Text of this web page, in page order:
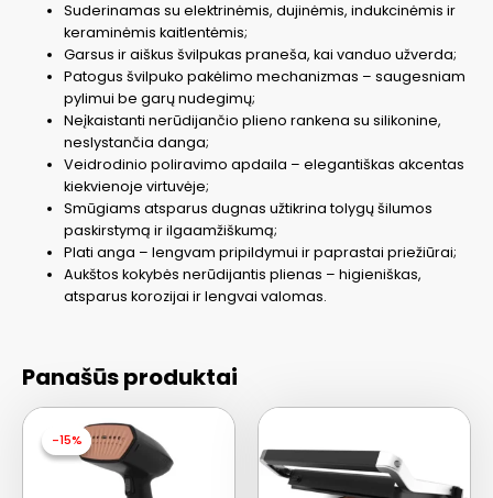
Suderinamas su elektrinėmis, dujinėmis, indukcinėmis ir
keraminėmis kaitlentėmis;
Garsus ir aiškus švilpukas praneša, kai vanduo užverda;
Patogus švilpuko pakėlimo mechanizmas – saugesniam
pylimui be garų nudegimų;
Neįkaistanti nerūdijančio plieno rankena su silikonine,
neslystančia danga;
Veidrodinio poliravimo apdaila – elegantiškas akcentas
kiekvienoje virtuvėje;
Smūgiams atsparus dugnas užtikrina tolygų šilumos
paskirstymą ir ilgaamžiškumą;
Plati anga – lengvam pripildymui ir paprastai priežiūrai;
Aukštos kokybės nerūdijantis plienas – higieniškas,
atsparus korozijai ir lengvai valomas.
Panašūs produktai
-15%
-15%